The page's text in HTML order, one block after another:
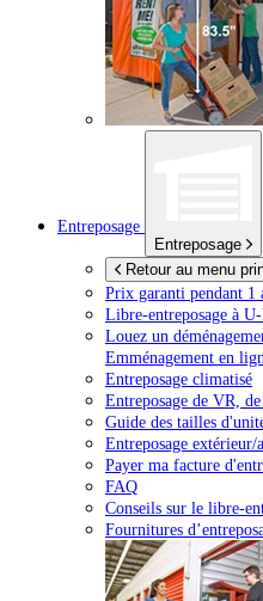
Entreposage
Entreposage
Retour au menu
Prix garanti pendant 1
Libre-entreposage à
Louez un
Emménagement en
Entreposage climatisé
Entreposage de VR,
Guide des tailles
Entreposage extérieur/
Payer ma facture
FAQ
Conseils sur le libre-
Fournitures